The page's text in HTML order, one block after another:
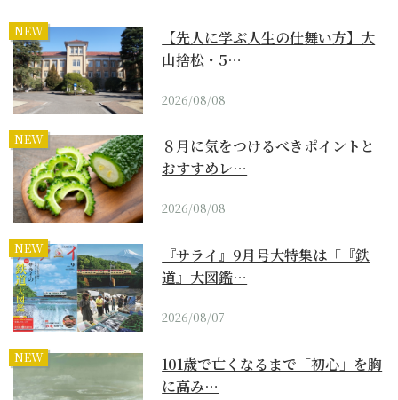
NEW
【先人に学ぶ人生の仕舞い方】大
山捨松・5…
2026/08/08
NEW
８月に気をつけるべきポイントと
おすすめレ…
2026/08/08
NEW
『サライ』9月号大特集は「『鉄
道』大図鑑…
2026/08/07
NEW
101歳で亡くなるまで「初心」を胸
に高み…